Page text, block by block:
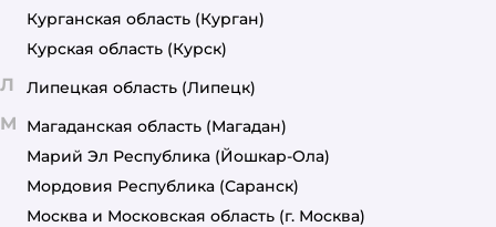
Курганская область (Курган)
Курская область (Курск)
Л Липецкая область (Липецк)
М Магаданская область (Магадан)
Марий Эл Республика (Йошкар-Ола)
Мордовия Республика (Саранск)
Москва и Московская область (г. Москва)